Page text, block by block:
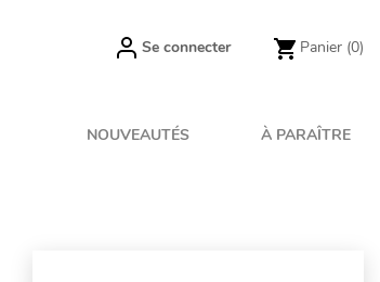
Se connecter Panier (0)
NOUVEAUTÉS À PARAÎTRE